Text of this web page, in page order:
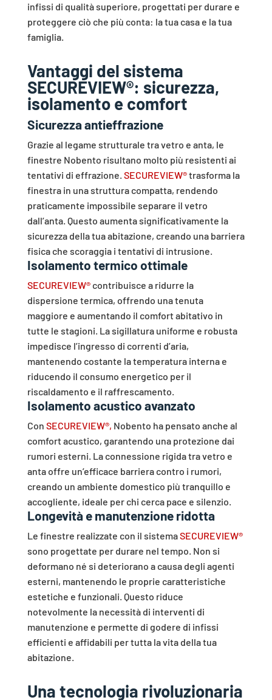
infissi di qualità superiore, progettati per durare e
proteggere ciò che più conta: la tua casa e la tua
famiglia.
Vantaggi del sistema
SECUREVIEW®: sicurezza,
isolamento e comfort
Sicurezza antieffrazione
Grazie al legame strutturale tra vetro e anta, le
finestre Nobento risultano molto più resistenti ai
tentativi di effrazione. SECUREVIEW®trasforma la
finestra in una struttura compatta, rendendo
praticamente impossibile separare il vetro
dall’anta. Questo aumenta significativamente la
sicurezza della tua abitazione, creando una barriera
fisica che scoraggia i tentativi di intrusione.
Isolamento termico ottimale
SECUREVIEW®contribuisce a ridurre la
dispersione termica, offrendo una tenuta
maggiore e aumentando il comfort abitativo in
tutte le stagioni. La sigillatura uniforme e robusta
impedisce l’ingresso di correnti d’aria,
mantenendo costante la temperatura interna e
riducendo il consumo energetico per il
riscaldamento e il raffrescamento.
Isolamento acustico avanzato
Con SECUREVIEW®, Nobento ha pensato anche al
comfort acustico, garantendo una protezione dai
rumori esterni. La connessione rigida tra vetro e
anta offre un’efficace barriera contro i rumori,
creando un ambiente domestico più tranquillo e
accogliente, ideale per chi cerca pace e silenzio.
Longevità e manutenzione ridotta
Le finestre realizzate con il sistemaSECUREVIEW®
sono progettate per durare nel tempo. Non si
deformano né si deteriorano a causa degli agenti
esterni, mantenendo le proprie caratteristiche
estetiche e funzionali. Questo riduce
notevolmente la necessità di interventi di
manutenzione e permette di godere di infissi
efficienti e affidabili per tutta la vita della tua
abitazione.
Una tecnologia rivoluzionaria